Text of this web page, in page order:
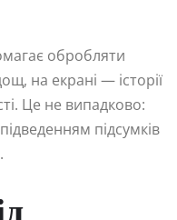
обробляти
на екрані — історії
Це не випадково:
підсумків